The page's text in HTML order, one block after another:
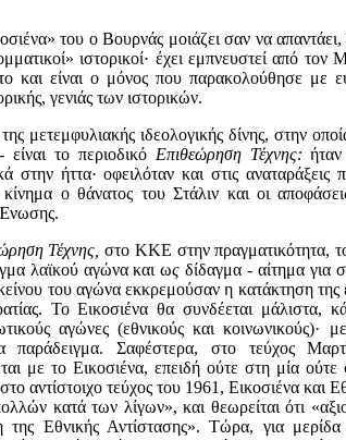
του ο Βουρνάς μοιάζει σαν να
ιστορικοί· έχει εμπνευστεί από
και είναι ο μόνος που παρακολούθησε με
γενιάς των ιστορικών.
μετεμφυλιακής ιδεολογικής δίνης, στην
είναι το περιοδικό Επιθεώρηση Τέχνης:
στην ήττα· οφειλόταν και στις
κίνημα ο θάνατος του Στάλιν και οι
Ένωσης.
Τέχνης,στο ΚΚΕ στην πραγματικότη­τα,
λαϊκού αγώνα και ωςδίδαγμα - αίτημα για
του αγώνα εκκρεμούσαν η κατάκτηση της
Το Εικοσιένα θα συνδέεται μάλιστα,
αγώνες (εθνικούς και
παράδειγμα. Σαφέ­στερα, στο τεύχος
με το Εικοσιένα, επειδή ούτε στη μία
αντίστοιχο τεύχος του 1961, Εικοσιένα και
κατά των λίγων», και θε­ωρείται ότι
της Εθνικής Αντίστασης». Τώρα, για